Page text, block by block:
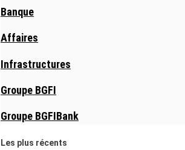
Banque
Affaires
Infrastructures
Groupe BGFI
Groupe BGFIBank
Les plus récents